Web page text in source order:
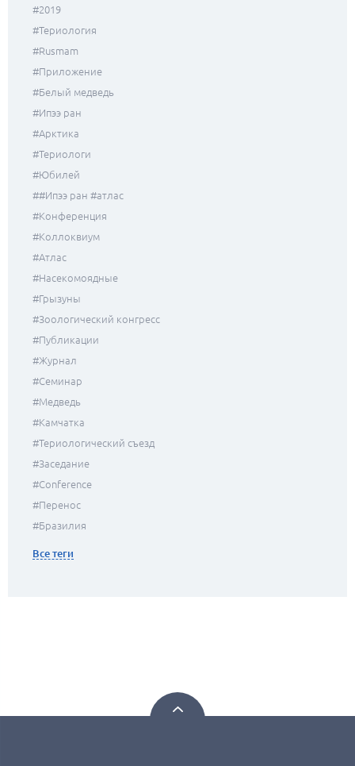
#2019
#териология
#rusmam
#приложение
#белый медведь
#ипээ ран
#Арктика
#териологи
#юбилей
##ипээ ран #атлас
#конференция
#коллоквиум
#атлас
#насекомоядные
#грызуны
#зоологический конгресс
#публикации
#журнал
#семинар
#медведь
#камчатка
#Териологический съезд
#заседание
#conference
#перенос
#Бразилия
Все теги